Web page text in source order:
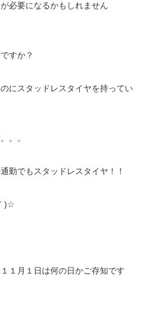
必要になるかもしれません
すか？
にスタッドレスタイヤを持ってい
。。
勤でもスタッドレスタイヤ！！
)☆
１月１日は何の日かご存知です